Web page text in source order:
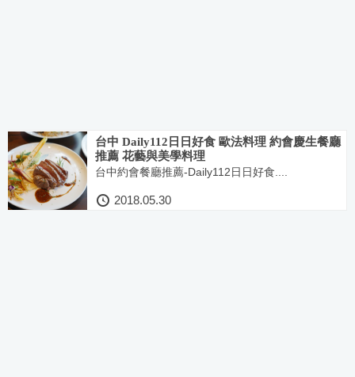
台中 Daily112日日好食 歐法料理 約會慶生餐廳
推薦 花藝與美學料理
台中約會餐廳推薦-Daily112日日好食....
2018.05.30